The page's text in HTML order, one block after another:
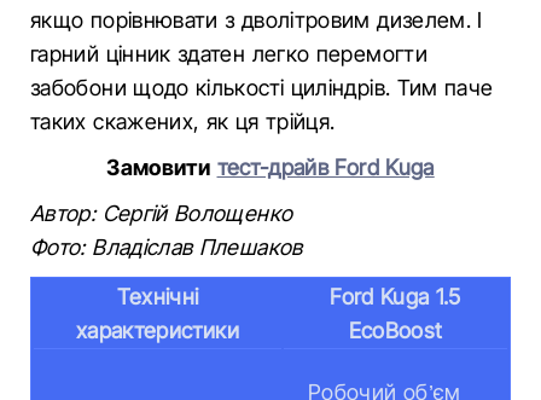
якщо порівнювати з дволітровим дизелем. І
гарний цінник здатен легко перемогти
забобони щодо кількості циліндрів. Тим паче
таких скажених, як ця трійця.
Замовити тест-драйв Ford Kuga
Автор: Сергій Волощенко
Фото: Владіслав Плешаков
Технічні
характеристики
Ford Kuga 1.5
EcoBoost
Робочий об’єм